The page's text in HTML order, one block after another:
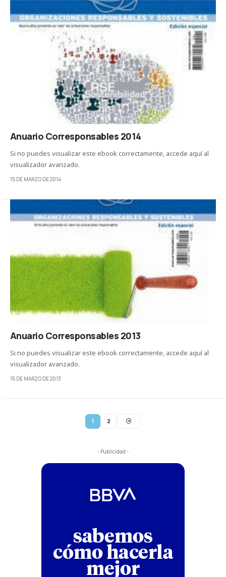
Anuario Corresponsables 2014
Si no puedes visualizar este ebook correctamente, accede aquí al
visualizador avanzado.
15 DE MARZO DE 2014
Anuario Corresponsables 2013
Si no puedes visualizar este ebook correctamente, accede aquí al
visualizador avanzado.
15 DE MARZO DE 2013
1 2
- Publicidad -